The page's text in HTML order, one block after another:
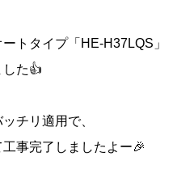
トタイプ「HE-H37LQS」
した👍
チリ適用で、
事完了しましたよー🎉